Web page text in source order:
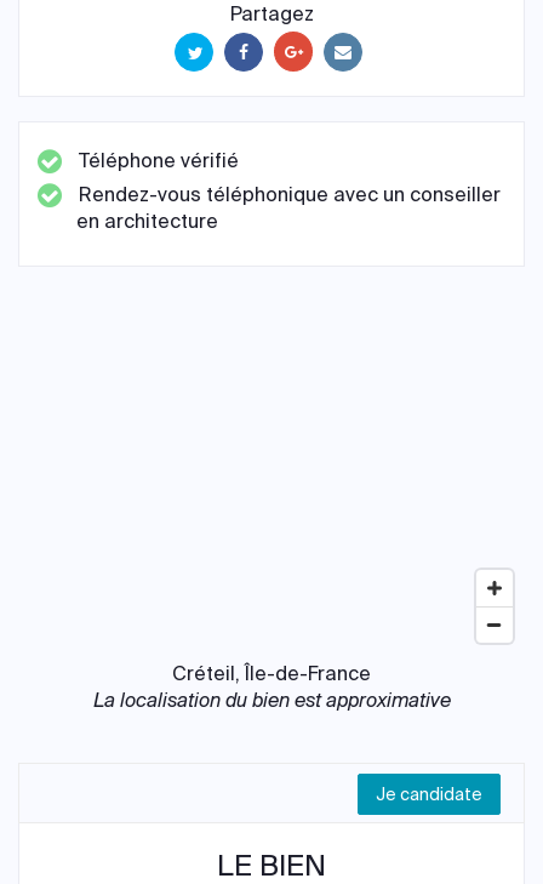
Partagez
Téléphone vérifié
Rendez-vous téléphonique avec un conseiller
en architecture
Créteil, Île-de-France
La localisation du bien est approximative
Je candidate
LE BIEN